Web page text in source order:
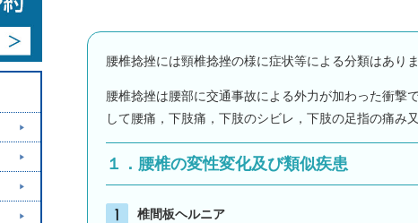
腰椎捻挫には頸椎捻挫の様に症状等による分類はありま
腰椎捻挫は腰部に交通事故による外力が加わった衝撃
して腰痛，下肢痛，下肢のシビレ，下肢の足指の痛み
１．腰椎の変性変化及び類似疾患
椎間板ヘルニア